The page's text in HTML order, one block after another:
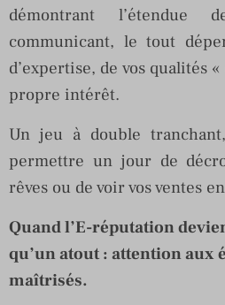
démontrant
communicant, le tout
d’expertise, de vos qualités
propre intérêt.
Un jeu à double
permettre un jour de
rêves ou de voir vos ventes
Quand l’E-réputation
qu’un atout : attention aux
maîtrisés.